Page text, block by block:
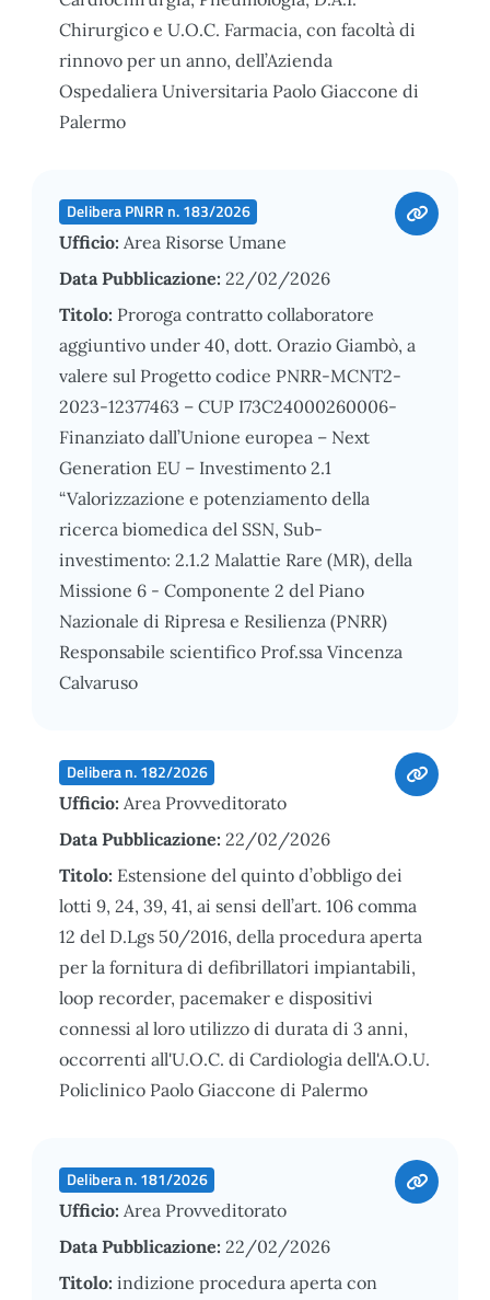
Chirurgico e U.O.C. Farmacia, con facoltà di
rinnovo per un anno, dell’Azienda
Ospedaliera Universitaria Paolo Giaccone di
Palermo
Delibera PNRR n. 183/2026
Ufficio: Area Risorse Umane
Data Pubblicazione: 22/02/2026
Titolo: Proroga contratto collaboratore
aggiuntivo under 40, dott. Orazio Giambò, a
valere sul Progetto codice PNRR-MCNT2-
2023-12377463 – CUP I73C24000260006-
Finanziato dall’Unione europea – Next
Generation EU – Investimento 2.1
“Valorizzazione e potenziamento della
ricerca biomedica del SSN, Sub-
investimento: 2.1.2 Malattie Rare (MR), della
Missione 6 - Componente 2 del Piano
Nazionale di Ripresa e Resilienza (PNRR)
Responsabile scientifico Prof.ssa Vincenza
Calvaruso
Delibera n. 182/2026
Ufficio: Area Provveditorato
Data Pubblicazione: 22/02/2026
Titolo: Estensione del quinto d’obbligo dei
lotti 9, 24, 39, 41, ai sensi dell’art. 106 comma
12 del D.Lgs 50/2016, della procedura aperta
per la fornitura di defibrillatori impiantabili,
loop recorder, pacemaker e dispositivi
connessi al loro utilizzo di durata di 3 anni,
occorrenti all'U.O.C. di Cardiologia dell'A.O.U.
Policlinico Paolo Giaccone di Palermo
Delibera n. 181/2026
Ufficio: Area Provveditorato
Data Pubblicazione: 22/02/2026
Titolo: indizione procedura aperta con